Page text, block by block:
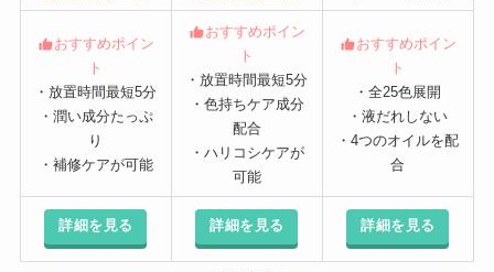
おすすめポイン
ト
・放置時間最短5分
・潤い成分たっぷ
り
・補修ケアが可能
おすすめポイン
ト
・放置時間最短5分
・色持ちケア成分
配合
・ハリコシケアが
可能
おすすめポイン
ト
・全25色展開
・液だれしない
・4つのオイルを配
合
詳細を見る 詳細を見る 詳細を見る